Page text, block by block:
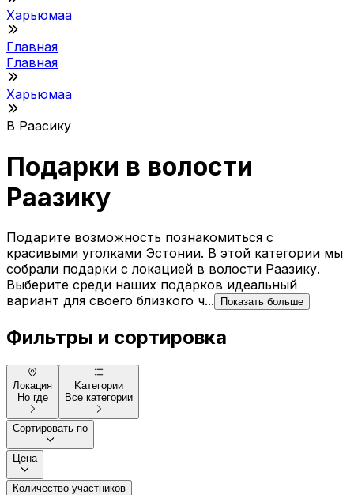
Xарьюмаа
Главная
Главная
Xарьюмаа
В Раасику
Подарки в волости
Раазику
Подарите возможность познакомиться с
красивыми уголками Эстонии. В этой категории мы
собрали подарки с локацией в волости Раазику.
Выберите среди наших подарков идеальный
вариант для своего близкого ч...
Показать больше
Фильтры и сортировка
Локация
Но где
Kатегории
Все категории
Сортировать по
Цена
Количество участников